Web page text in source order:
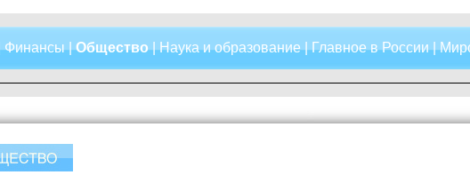
Финансы|Общество|Наука и образование|Главное в России|